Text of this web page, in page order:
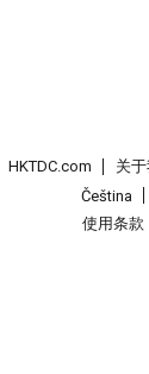
HKTDC.com 关
Čeština
使用条款